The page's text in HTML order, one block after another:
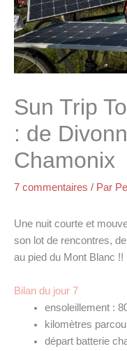
Sun Trip
: de
Chamonix
7 commentaires / Par
Une nuit courte et
son lot de rencontres,
au pied du Mont Blanc !!
Bilan du jour 7
ensoleillement :
kilomètres
départ batterie